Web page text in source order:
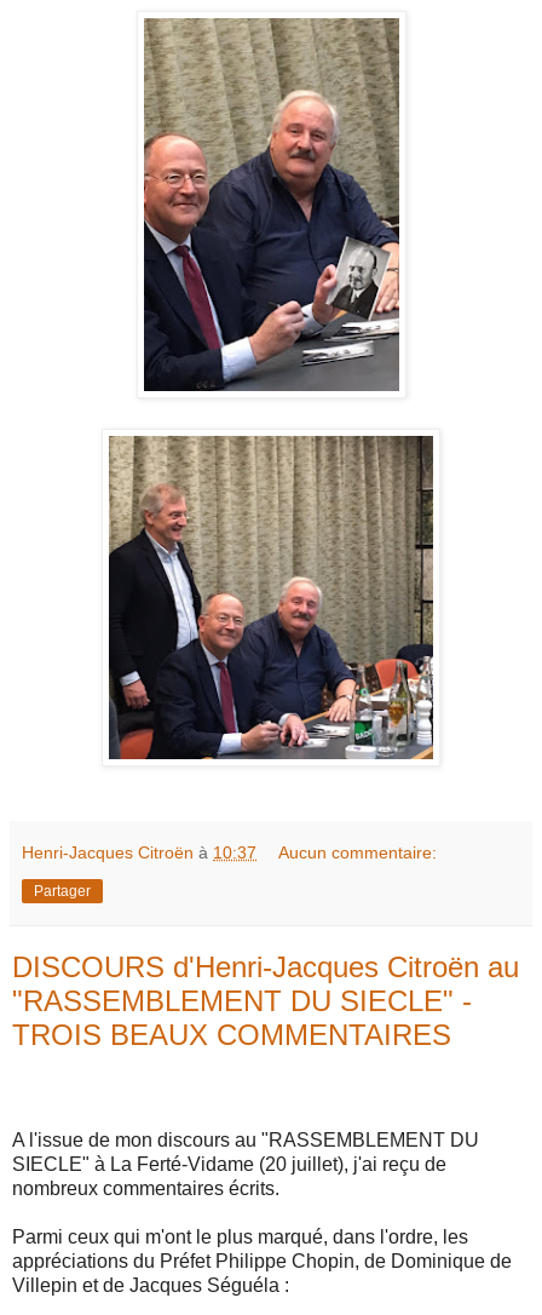
Henri-Jacques Citroën à 10:37 Aucun commentaire:
Partager
DISCOURS d'Henri-Jacques Citroën au
"RASSEMBLEMENT DU SIECLE" -
TROIS BEAUX COMMENTAIRES
A l'issue de mon discours au "RASSEMBLEMENT DU
SIECLE" à La Ferté-Vidame (20 juillet), j'ai reçu de
nombreux commentaires écrits.
Parmi ceux qui m'ont le plus marqué, dans l'ordre, les
appréciations du Préfet Philippe Chopin, de Dominique de
Villepin et de Jacques Séguéla :